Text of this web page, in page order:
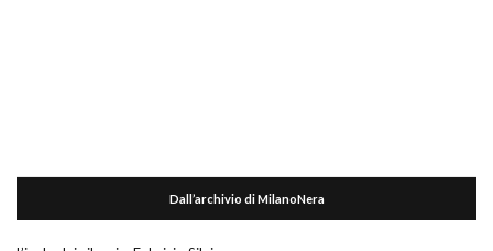
Dall’archivio di MilanoNera